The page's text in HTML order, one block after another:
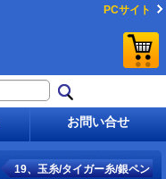
PCサイト
お問い合せ
19、玉糸/タイガー糸/銀ペン